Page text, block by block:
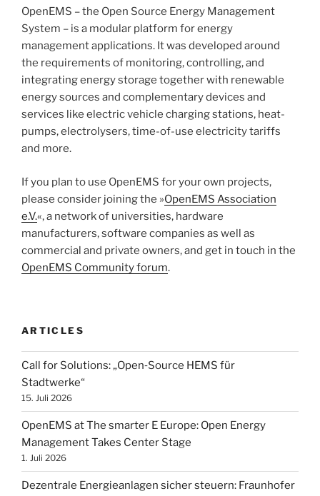
OpenEMS – the Open Source Energy Management
System – is a modular platform for energy
management applications. It was developed around
the requirements of monitoring, controlling, and
integrating energy storage together with renewable
energy sources and complementary devices and
services like electric vehicle charging stations, heat-
pumps, electrolysers, time-of-use electricity tariffs
and more.
If you plan to use OpenEMS for your own projects,
please consider joining the »OpenEMS Association
e.V.«, a network of universities, hardware
manufacturers, software companies as well as
commercial and private owners, and get in touch in the
OpenEMS Community forum.
ARTICLES
Call for Solutions: „Open‑Source HEMS für
Stadtwerke“
15. Juli 2026
OpenEMS at The smarter E Europe: Open Energy
Management Takes Center Stage
1. Juli 2026
Dezentrale Energieanlagen sicher steuern: Fraunhofer